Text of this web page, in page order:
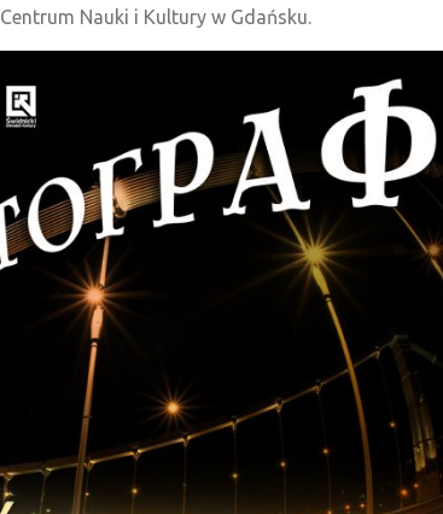
Nauki i Kultury w Gdańsku.